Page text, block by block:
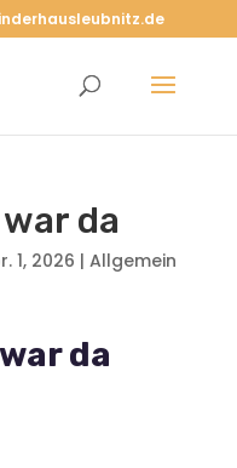
da
1, 2026 | Allgemein
da